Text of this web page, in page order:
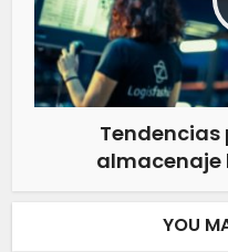
Tendencias
YOU